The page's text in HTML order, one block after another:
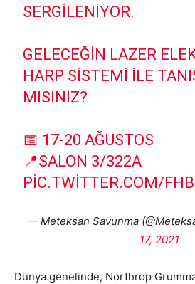
SERGILENIYOR.
GELECEĞIN LAZER
HARP SISTEMI ILE
MISINIZ?
📅 17-20 AĞUSTOS
📍SALON 3/322A
PIC.TWITTER.COM/
— Meteksan Savunma
17, 2021
Dünya genelinde, Northrop